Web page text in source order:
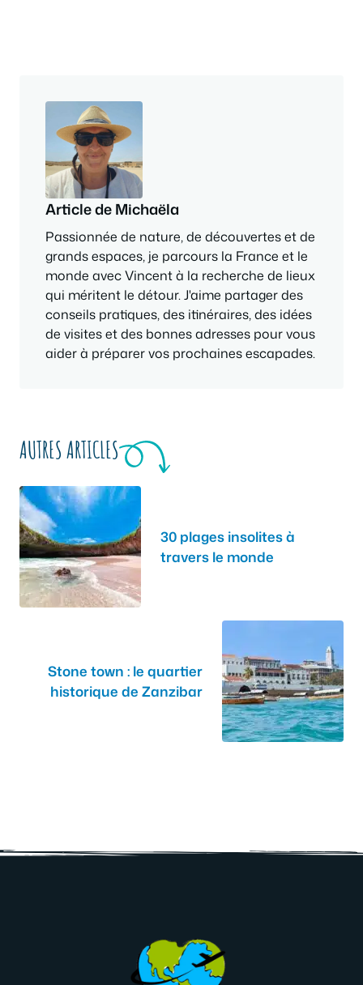
Article de Michaëla
Passionnée de nature, de découvertes et de
grands espaces, je parcours la France et le
monde avec Vincent à la recherche de lieux
qui méritent le détour. J'aime partager des
conseils pratiques, des itinéraires, des idées
de visites et des bonnes adresses pour vous
aider à préparer vos prochaines escapades.
AUTRES ARTICLES
30 plages insolites à
travers le monde
Stone town : le quartier
historique de Zanzibar